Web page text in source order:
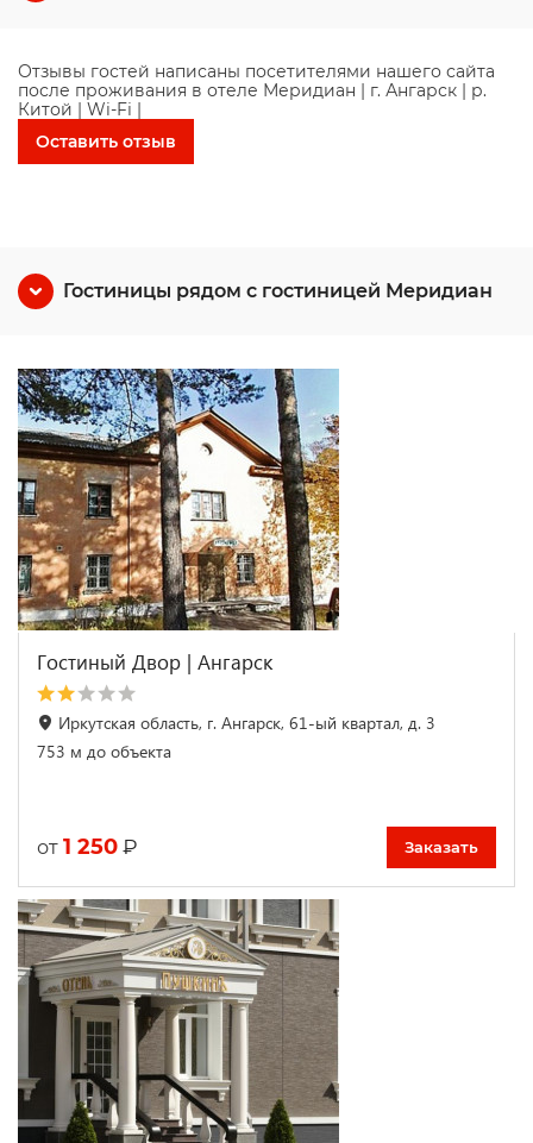
Отзывы гостей написаны посетителями нашего сайта
после проживания в отеле Меридиан | г. Ангарск | р.
Китой | Wi-Fі |
Оставить отзыв
Гостиницы рядом с гостиницей Меридиан
Гостиный Двор | Ангарск
Иркутская область, г. Ангарск, 61-ый квартал, д. 3
753 м до объекта
от 1 250 ₽ Заказать